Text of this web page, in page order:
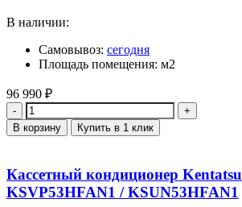
В наличии:
Самовывоз: сегодня
Площадь помещения: м2
96 990 ₽
Количество
В корзину Купить в 1 клик
Кассетный кондиционер Kentatsu
KSVP53HFAN1 / KSUN53HFAN1